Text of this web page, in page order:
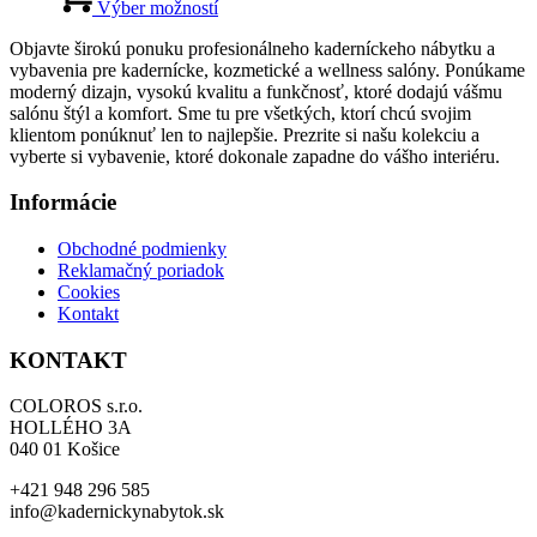
na
produktu.
bola:
139,00 €. 883,00 €.
Výber možnostíprodukt
viacero
variantov.
Možnosti
si
môžete
vybrať
Objavte širokú ponuku profesionálneho kaderníckeho nábytku a
vybavenia pre kadernícke, kozmetické a wellness salóny. Ponúkame
moderný dizajn, vysokú kvalitu a funkčnosť, ktoré dodajú vášmu
salónu štýl a komfort. Sme tu pre všetkých, ktorí chcú svojim
klientom ponúknuť len to najlepšie. Prezrite si našu kolekciu a
vyberte si vybavenie, ktoré dokonale zapadne do vášho interiéru.
Informácie
Obchodné podmienky
Reklamačný poriadok
Cookies
Kontakt
KONTAKT
COLOROS s.r.o.
HOLLÉHO 3A
040 01 Košice
+421 948 296 585
info@kadernickynabytok.sk